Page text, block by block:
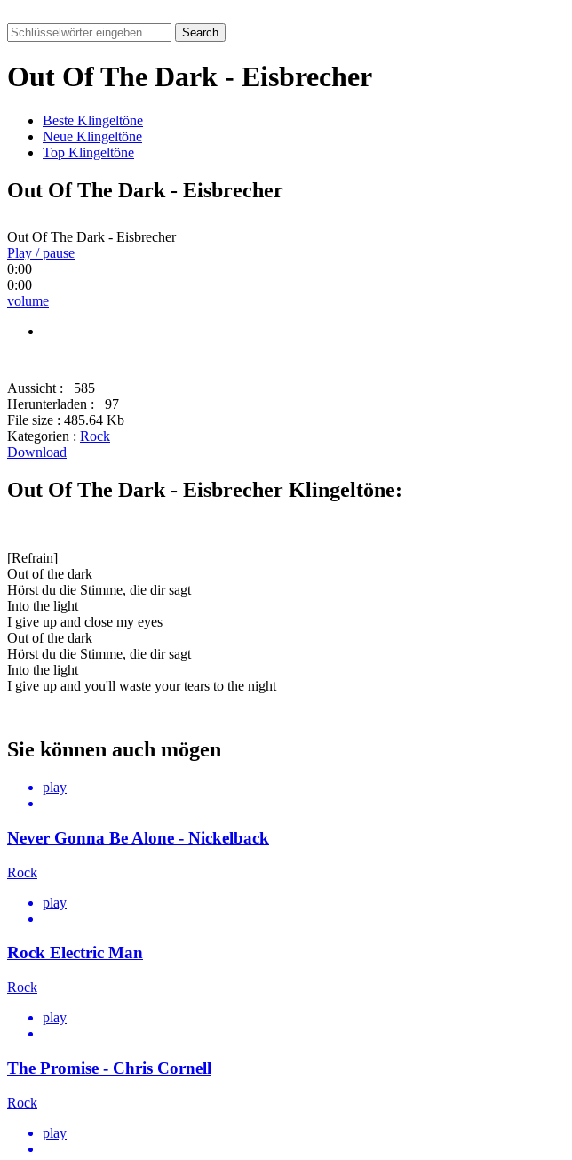
Search
Out Of The Dark - Eisbrecher
Beste Klingeltöne
Neue Klingeltöne
Top Klingeltöne
Out Of The Dark - Eisbrecher
Out Of The Dark - Eisbrecher
Play / pause
0:00
0:00
volume
Aussicht :
585
Herunterladen :
97
File size : 485.64 Kb
Kategorien : Rock
Download
Out Of The Dark - Eisbrecher Klingeltöne:
[Refrain]
Out of the dark
Hörst du die Stimme, die dir sagt
Into the light
I give up and close my eyes
Out of the dark
Hörst du die Stimme, die dir sagt
Into the light
I give up and you'll waste your tears to the night
Sie können auch mögen
play
Never Gonna Be Alone - Nickelback
Rock
play
Rock Electric Man
Rock
play
The Promise - Chris Cornell
Rock
play